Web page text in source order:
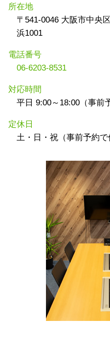
所在地
〒541-0046 大阪市中央
浜1001
電話番号
06-6203-8531
対応時間
平日 9:00～18:00（事前
定休日
土・日・祝（事前予約で